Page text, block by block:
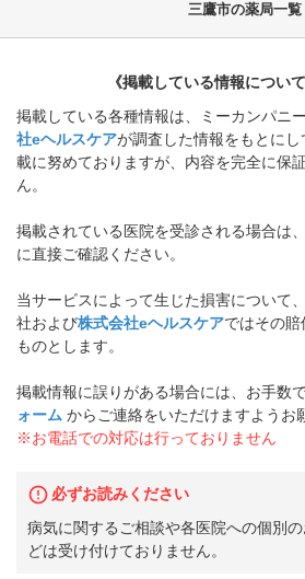
三鷹市の薬局一覧
《掲載している情報につい
掲載している各種情報は、ミーカンパニ
社eヘルスケアが調査した情報をもとに
載に努めておりますが、内容を完全に保
ん。
掲載されている医院を受診される場合は
に直接ご確認ください。
当サービスによって生じた損害について
社および株式会社eヘルスケアではその
ものとします。
掲載情報に誤りがある場合には、お手数で
ォーム からご連絡をいただけますようお
※お電話での対応は行っておりません
必ずお読みください
病気に関するご相談や各医院への個別
どは受け付けておりません。